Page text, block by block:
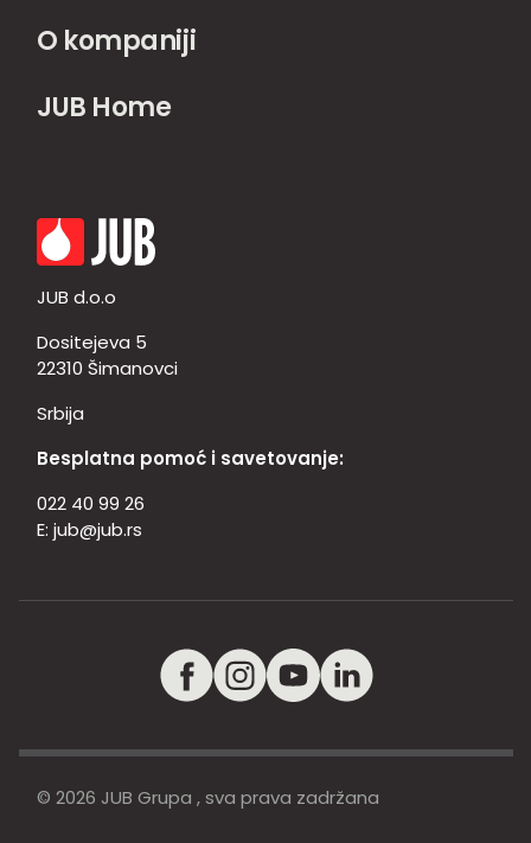
O kompaniji
JUB Home
JUB d.o.o
Dositejeva 5
22310 Šimanovci
Srbija
Besplatna pomoć i savetovanje:
022 40 99 26
E: jub@jub.rs
© 2026 JUB Grupa , sva prava zadržana